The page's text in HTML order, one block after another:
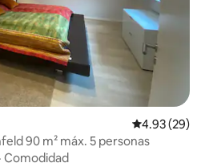
Calificación
4.93 (29)
90 m² máx. 5 personas
· Comodidad